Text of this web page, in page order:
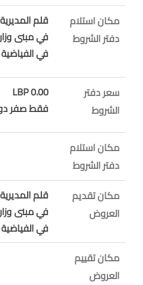
مكان استلام
دفتر الشروط
قلم
في مبنى
في
سعر دفتر
الشروط
0.00 LBP
فقط صفر
مكان استلام
دفتر الشروط
مكان تقديم
العروض
قلم
في مبنى
في
مكان تقييم
العروض